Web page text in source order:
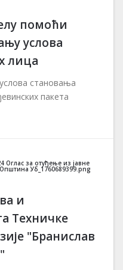
помоћи
услова
лица
становања
пакета
и
Техничке
"Бранислав